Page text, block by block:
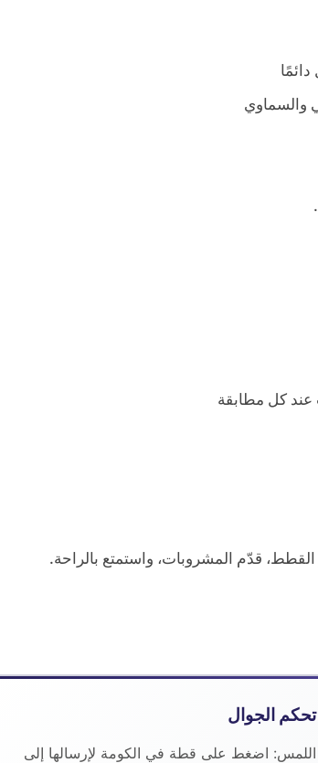
عند كل مطابقة
تحكم الجوال
اللمس: اضغط على قطة في الكومة لإرسالها إلى